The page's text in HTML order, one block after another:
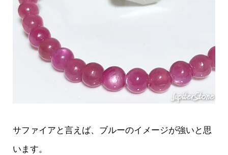
サファイアと言えば、ブルーのイメージが強いと思
います。